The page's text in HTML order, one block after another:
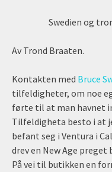
Swedien og
Av Trond Braaten.
Kontakten med Bruce
tilfeldigheter, om noe
førte til at man havnet
Tilfeldigheta besto i at
befant seg i Ventura i
drev en New Age
På vei til butikken en